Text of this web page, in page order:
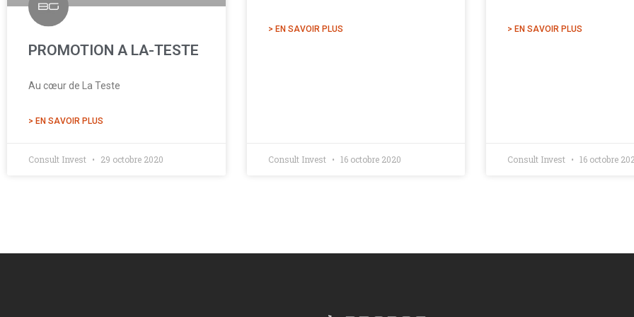
PROMOTION A LA-TESTE
Au cœur de La Teste
> EN SAVOIR PLUS
Consult Invest 29 octobre 2020
> EN SAVOIR PLUS
Consult Invest 16 octobre 2020
> EN SAVOIR PLUS
Consult Invest 16 octobre